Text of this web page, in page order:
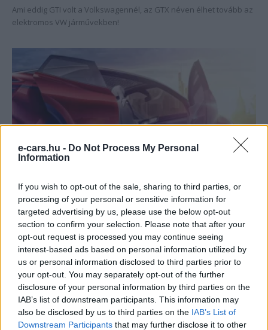
e-cars.hu - Do Not Process My Personal
Information
If you wish to opt-out of the sale, sharing to third parties, or
processing of your personal or sensitive information for
targeted advertising by us, please use the below opt-out
section to confirm your selection. Please note that after your
opt-out request is processed you may continue seeing
interest-based ads based on personal information utilized by
us or personal information disclosed to third parties prior to
your opt-out. You may separately opt-out of the further
disclosure of your personal information by third parties on the
IAB’s list of downstream participants. This information may
also be disclosed by us to third parties on the IAB’s List of
Downstream Participants that may further disclose it to other
Ami eddig GTI volt a Volkswagennél, az GTX néven élhet tovább az
elektromos VW járművekben!
Elektromos autó
30 ezer dollár környékén nyithat az
ID.CROZZ Amerikában
Eriqo - 2019-12-02 0 hozzászólás
Az Egyesült Államokban igazán kiváló áron nyithat az ID.4 (vagy
ID.CROZZ?)